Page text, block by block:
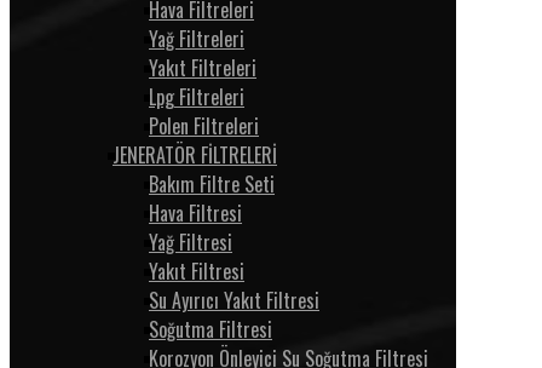
Hava Filtreleri
Yağ Filtreleri
Yakıt Filtreleri
Lpg Filtreleri
Polen Filtreleri
JENERATÖR FİLTRELERİ
Bakım Filtre Seti
Hava Filtresi
Yağ Filtresi
Yakıt Filtresi
Su Ayırıcı Yakıt Filtresi
Soğutma Filtresi
Korozyon Önleyici Su Soğutma Filtresi